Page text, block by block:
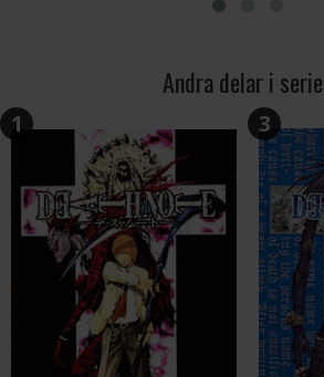
Andra delar i
1 3